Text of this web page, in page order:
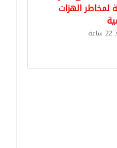
لمخاطر الهزات